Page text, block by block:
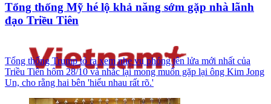
Tổng thống Mỹ hé lộ khả năng sớm gặp nhà lãnh
đạo Triều Tiên
Tổng thống Trump tỏ ra xem nhẹ vụ phóng tên lửa mới nhất của
Triều Tiên hôm 28/10 và nhắc lại mong muốn gặp lại ông Kim Jong
Un, cho rằng hai bên 'hiểu nhau rất rõ.'